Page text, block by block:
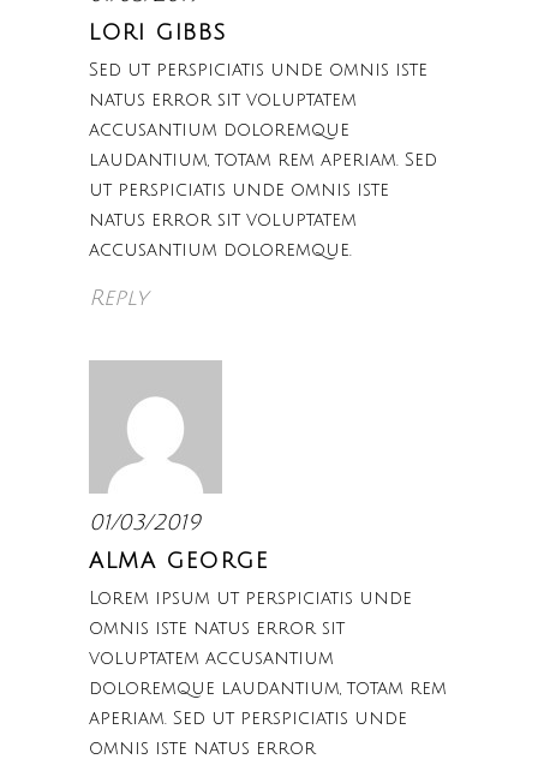
LORI GIBBS
Sed ut perspiciatis unde omnis iste
natus error sit voluptatem
accusantium doloremque
laudantium, totam rem aperiam. Sed
ut perspiciatis unde omnis iste
natus error sit voluptatem
accusantium doloremque.
Reply
01/03/2019
ALMA GEORGE
Lorem ipsum ut perspiciatis unde
omnis iste natus error sit
voluptatem accusantium
doloremque laudantium, totam rem
aperiam. Sed ut perspiciatis unde
omnis iste natus error